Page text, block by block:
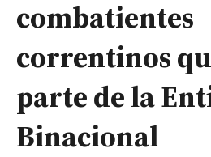
combatientes
correntinos
parte de la
Binacional